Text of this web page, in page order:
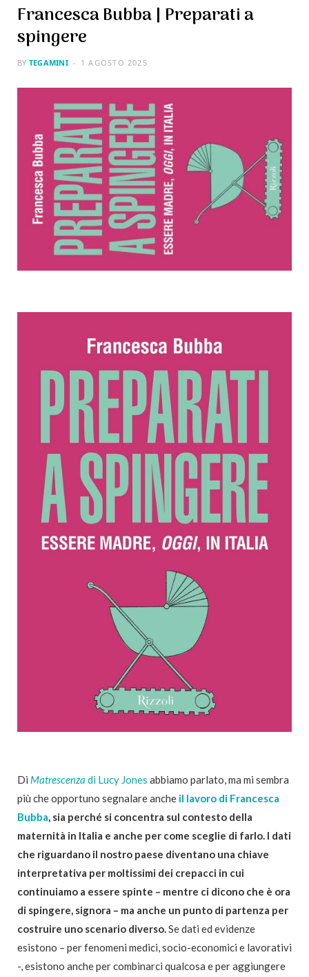
Francesca Bubba | Preparati a
spingere
BY TEGAMINI 1 AGOSTO 2025
Di Matrescenza di Lucy Jones abbiamo parlato, ma mi sembra
più che opportuno segnalare anche il lavoro di Francesca
Bubba, sia perché si concentra sul contesto della
maternità in Italia e anche per come sceglie di farlo. I dati
che riguardano il nostro paese diventano una chiave
interpretativa per moltissimi dei crepacci in cui
continuiamo a essere spinte – mentre ci dicono che è ora
di spingere, signora – ma anche un punto di partenza per
costruire uno scenario diverso.Se dati ed evidenze
esistono – per fenomeni medici, socio-economici e lavorativi
-, esistono anche per combinarci qualcosa e per aggiungere